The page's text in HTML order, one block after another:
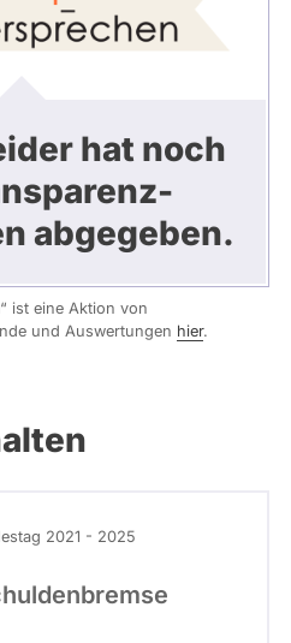
hat noch
abgegeben.
ist eine Aktion von
und Auswertungen hier.
2021 - 2025